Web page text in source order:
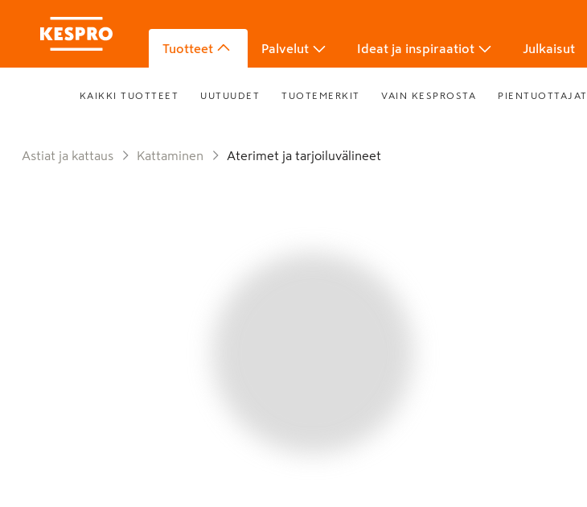
Tuotteet Palvelut Ideat ja inspiraatiot Julkaisut
KAIKKI TUOTTEET UUTUUDET TUOTEMERKIT VAIN KESPROSTA PIENTUOTTAJAT
Astiat ja kattaus Kattaminen Aterimet ja tarjoiluvälineet